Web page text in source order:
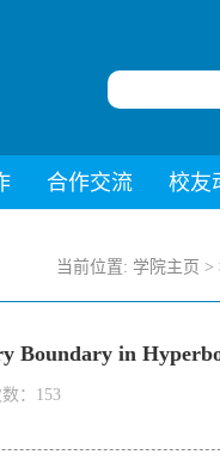
合作交流 校友
当前位置: 学院主页 >
Boundary in
： 153